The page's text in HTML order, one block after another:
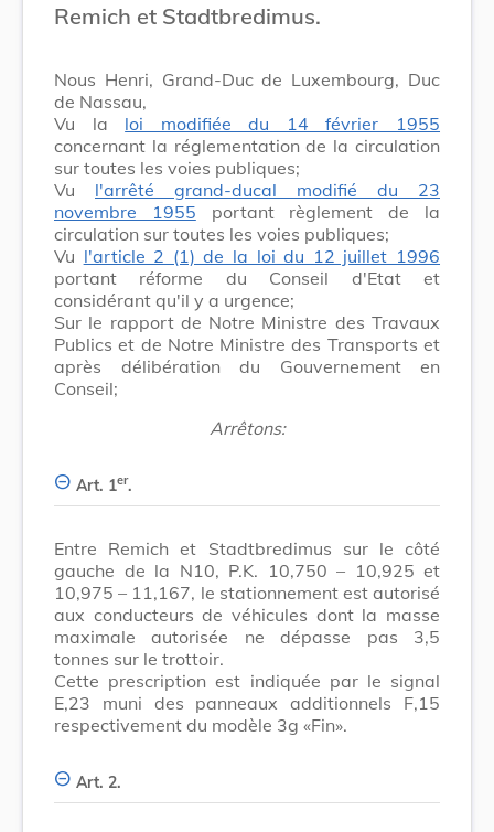
Remich et Stadtbredimus.
Nous Henri, Grand-Duc de Luxembourg, Duc
de Nassau,
Vu la loi modifiée du 14 février 1955
concernant la réglementation de la circulation
sur toutes les voies publiques;
Vu l'arrêté grand-ducal modifié du 23
novembre 1955 portant règlement de la
circulation sur toutes les voies publiques;
Vu l'article 2 (1) de la loi du 12 juillet 1996
portant réforme du Conseil d'Etat et
considérant qu'il y a urgence;
Sur le rapport de Notre Ministre des Travaux
Publics et de Notre Ministre des Transports et
après délibération du Gouvernement en
Conseil;
Arrêtons:
Art. 1er.
Entre Remich et Stadtbredimus sur le côté
gauche de la N10, P.K. 10,750 – 10,925 et
10,975 – 11,167, le stationnement est autorisé
aux conducteurs de véhicules dont la masse
maximale autorisée ne dépasse pas 3,5
tonnes sur le trottoir.
Cette prescription est indiquée par le signal
E,23 muni des panneaux additionnels F,15
respectivement du modèle 3g «Fin».
Art. 2.